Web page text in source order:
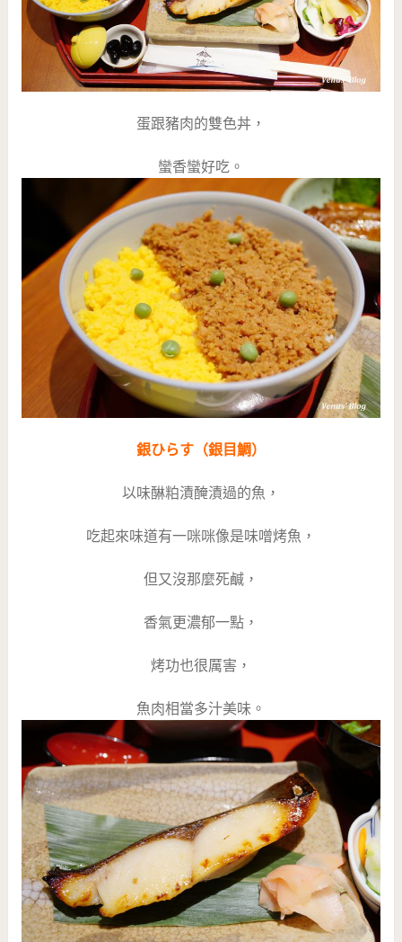
蛋跟豬肉的雙色丼，
蠻香蠻好吃。
銀ひらす（銀目鯛）
以味醂粕漬醃漬過的魚，
吃起來味道有一咪咪像是味噌烤魚，
但又沒那麼死鹹，
香氣更濃郁一點，
烤功也很厲害，
魚肉相當多汁美味。